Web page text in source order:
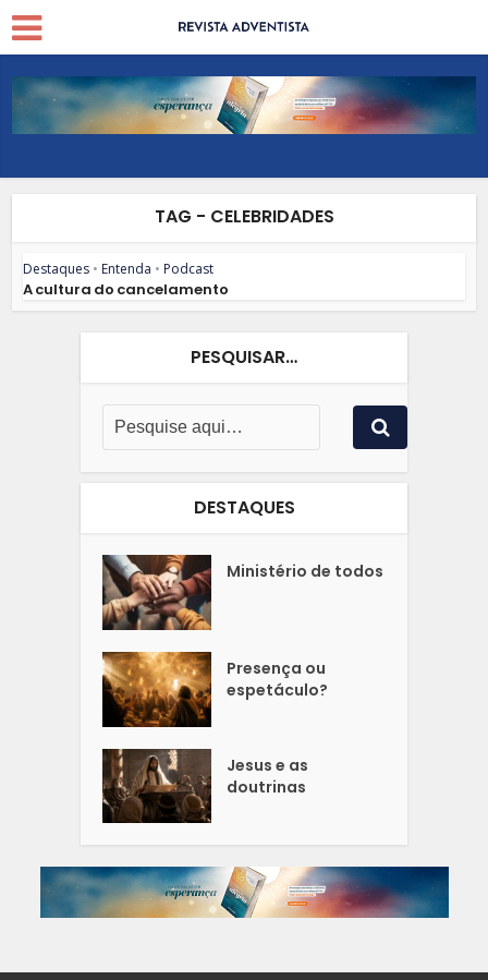
TAG - CELEBRIDADES
Destaques • Entenda • Podcast
A cultura do cancelamento
PESQUISAR…
DESTAQUES
Ministério de todos
Presença ou
espetáculo?
Jesus e as
doutrinas